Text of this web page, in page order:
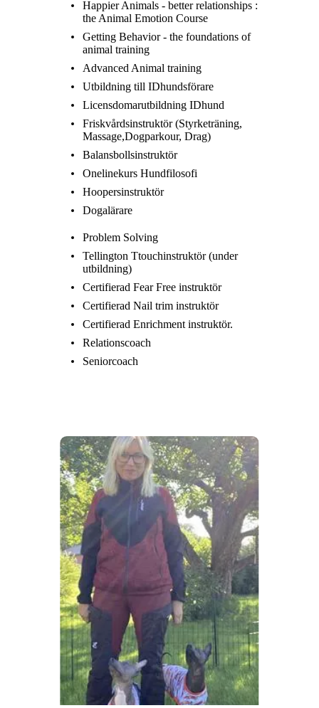
Happier Animals - better relationships :
the Animal Emotion Course
Getting Behavior - the foundations of
animal training
Advanced Animal training
Utbildning till IDhundsförare
Licensdomarutbildning IDhund
Friskvårdsinstruktör (Styrketräning,
Massage,Dogparkour, Drag)
Balansbollsinstruktör
Onelinekurs Hundfilosofi
Hoopersinstruktör
Dogalärare
Problem Solving
Tellington Ttouchinstruktör (under
utbildning)
Certifierad Fear Free instruktör
Certifierad Nail trim instruktör
Certifierad Enrichment instruktör.
Relationscoach
Seniorcoach